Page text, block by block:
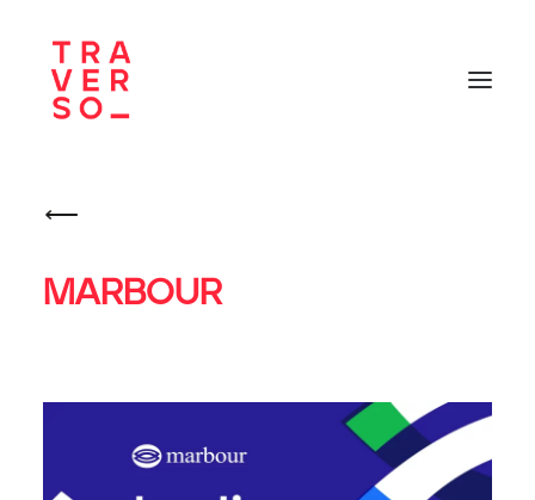
Nos services
Contact
⟶
MARBOUR